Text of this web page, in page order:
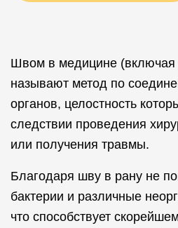
Швом в медицине (включая
называют метод по
органов, целостность
следствии проведения
или получения травмы.
Благодаря шву в рану не
бактерии и различные
что способствует